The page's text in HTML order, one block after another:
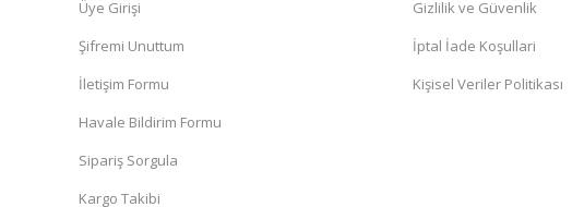
Üye Girişi
Şifremi Unuttum
İletişim Formu
Havale Bildirim Formu
Sipariş Sorgula
Kargo Takibi
Gizlilik ve Güvenlik
İptal İade Koşullari
Kişisel Veriler Politikası